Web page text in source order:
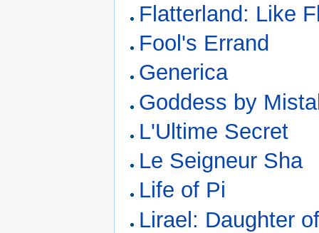
Flatterland: Like
Fool's Errand
Generica
Goddess by
L'Ultime Secret
Le Seigneur Sha
Life of Pi
Lirael: Daughter